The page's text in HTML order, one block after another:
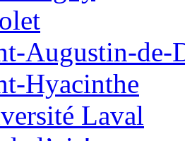
Augustin-de-
Hyacinthe
Laval